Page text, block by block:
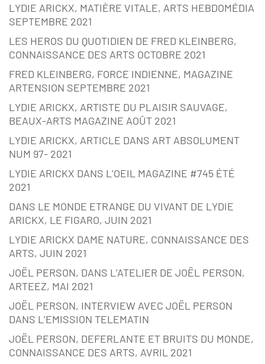
LYDIE ARICKX, MATIÈRE VITALE, ARTS HEBDOMÉDIA
SEPTEMBRE 2021
LES HEROS DU QUOTIDIEN DE FRED KLEINBERG,
CONNAISSANCE DES ARTS OCTOBRE 2021
FRED KLEINBERG, FORCE INDIENNE, MAGAZINE
ARTENSION SEPTEMBRE 2021
LYDIE ARICKX, ARTISTE DU PLAISIR SAUVAGE,
BEAUX-ARTS MAGAZINE AOÛT 2021
LYDIE ARICKX, ARTICLE DANS ART ABSOLUMENT
NUM 97- 2021
LYDIE ARICKX DANS L’OEIL MAGAZINE #745 ÉTÉ
2021
DANS LE MONDE ETRANGE DU VIVANT DE LYDIE
ARICKX, LE FIGARO, JUIN 2021
LYDIE ARICKX DAME NATURE, CONNAISSANCE DES
ARTS, JUIN 2021
JOËL PERSON, DANS L’ATELIER DE JOËL PERSON,
ARTEEZ, MAI 2021
JOËL PERSON, INTERVIEW AVEC JOËL PERSON
DANS L’EMISSION TELEMATIN
JOËL PERSON, DEFERLANTE ET BRUITS DU MONDE,
CONNAISSANCE DES ARTS, AVRIL 2021